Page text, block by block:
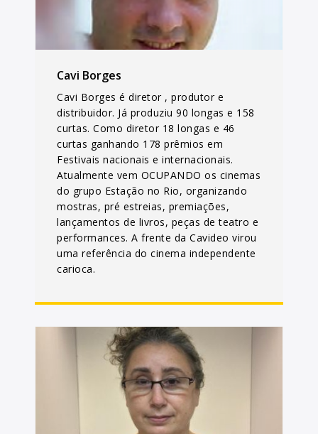
Cavi Borges
Cavi Borges é diretor , produtor e
distribuidor. Já produziu 90 longas e 158
curtas. Como diretor 18 longas e 46
curtas ganhando 178 prêmios em
Festivais nacionais e internacionais.
Atualmente vem OCUPANDO os cinemas
do grupo Estação no Rio, organizando
mostras, pré estreias, premiações,
lançamentos de livros, peças de teatro e
performances. A frente da Cavideo virou
uma referência do cinema independente
carioca.